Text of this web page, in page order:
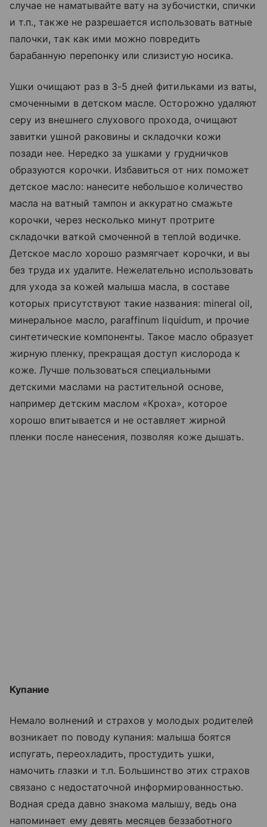
случае не наматывайте вату на зубочистки, спички
и т.п., также не разрешается использовать ватные
палочки, так как ими можно повредить
барабанную перепонку или слизистую носика.
Ушки очищают раз в 3-5 дней фитильками из ваты,
смоченными в детском масле. Осторожно удаляют
серу из внешнего слухового прохода, очищают
завитки ушной раковины и складочки кожи
позади нее. Нередко за ушками у грудничков
образуются корочки. Избавиться от них поможет
детское масло: нанесите небольшое количество
масла на ватный тампон и аккуратно смажьте
корочки, через несколько минут протрите
складочки ваткой смоченной в теплой водичке.
Детское масло хорошо размягчает корочки, и вы
без труда их удалите. Нежелательно использовать
для ухода за кожей малыша масла, в составе
которых присутствуют такие названия: mineral oil,
минеральное масло, paraffinum liquidum, и прочие
синтетические компоненты. Такое масло образует
жирную пленку, прекращая доступ кислорода к
коже. Лучше пользоваться специальными
детскими маслами на растительной основе,
например детским маслом «Кроха», которое
хорошо впитывается и не оставляет жирной
пленки после нанесения, позволяя коже дышать.
Купание
Немало волнений и страхов у молодых родителей
возникает по поводу купания: малыша боятся
испугать, переохладить, простудить ушки,
намочить глазки и т.п. Большинство этих страхов
связано с недостаточной информированностью.
Водная среда давно знакома малышу, ведь она
напоминает ему девять месяцев беззаботного